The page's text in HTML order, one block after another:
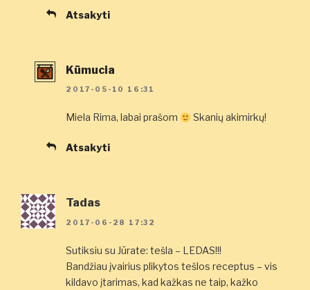
Atsakyti
Kūmucia
2017-05-10 16:31
Miela Rima, labai prašom Skanių akimirkų!
Atsakyti
Tadas
2017-06-28 17:32
Sutiksiu su Jūrate: tešla – LEDAS!!!
Bandžiau įvairius plikytos tešlos receptus – vis
kildavo įtarimas, kad kažkas ne taip, kažko